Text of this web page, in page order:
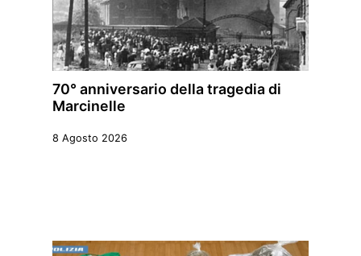
70° anniversario della tragedia di
Marcinelle
8 Agosto 2026